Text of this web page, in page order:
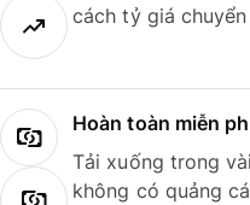
cách tỷ giá
Hoàn toàn miễn
Tải xuống trong
không có quảng